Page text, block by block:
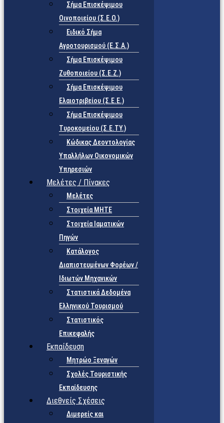
Σήμα Επισκέψιμου
Οινοποιείου (Σ.Ε.Ο.)
Ειδικό Σήμα
Αγροτουρισμού (Ε.Σ.Α.)
Σήμα Επισκέψιμου
Ζυθοποιείου (Σ.Ε.Ζ.)
Σήμα Επισκέψιμου
Ελαιοτριβείου (Σ.Ε.Ε.)
Σήμα Επισκέψιμου
Τυροκομείου (Σ.Ε.TY.)
Κώδικας Δεοντολογίας
Υπαλλήλων Οικονομικών
Υπηρεσιών
Μελέτες / Πίνακες
Μελέτες
Στοιχεία ΜΗΤΕ
Στοιχεία Ιαματικών
Πηγών
Κατάλογος
Διαπιστευμένων Φορέων /
Ιδιωτών Μηχανικών
Στατιστικά Δεδομένα
Ελληνικού Τουρισμού
Στατιστικός
Επικεφαλής
Εκπαίδευση
Μητρώο Ξεναγών
Σχολές Τουριστικής
Εκπαίδευσης
Διεθνείς Σχέσεις
Διμερείς και